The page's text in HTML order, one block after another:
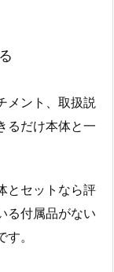
メント、取扱説
るだけ本体と一
とセットなら評
る付属品がない
。